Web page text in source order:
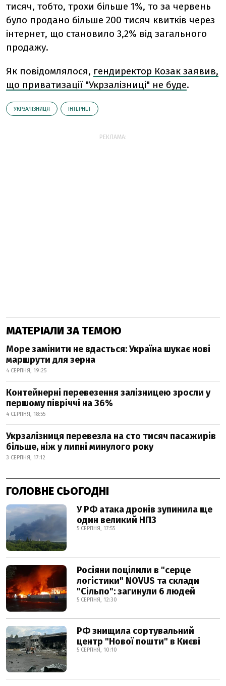
тисяч, тобто, трохи більше 1%, то за червень
було продано більше 200 тисяч квитків через
інтернет, що становило 3,2% від загального
продажу.
Як повідомлялося, гендиректор Козак заявив,
що приватизації "Укрзалізниці" не буде.
УКРЗАЛІЗНИЦЯ ІНТЕРНЕТ
РЕКЛАМА:
МАТЕРІАЛИ ЗА ТЕМОЮ
Море замінити не вдасться: Україна шукає нові
маршрути для зерна
4 СЕРПНЯ, 19:25
Контейнерні перевезення залізницею зросли у
першому півріччі на 36%
4 СЕРПНЯ, 18:55
Укрзалізниця перевезла на сто тисяч пасажирів
більше, ніж у липні минулого року
3 СЕРПНЯ, 17:12
ГОЛОВНЕ СЬОГОДНІ
У РФ атака дронів зупинила ще
один великий НПЗ
5 СЕРПНЯ, 17:55
Росіяни поцілили в "серце
логістики" NOVUS та склади
"Сільпо": загинули 6 людей
5 СЕРПНЯ, 12:30
РФ знищила сортувальний
центр "Нової пошти" в Києві
5 СЕРПНЯ, 10:10